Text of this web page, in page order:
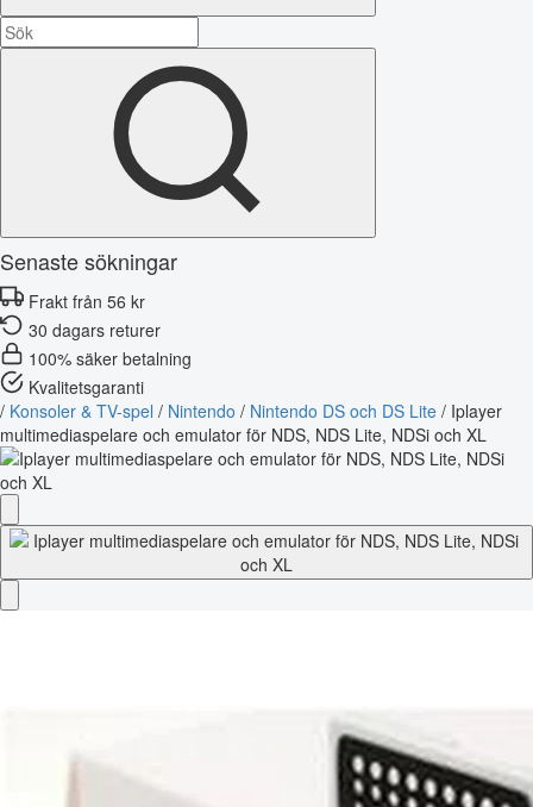
Senaste sökningar
Frakt från 56 kr
30 dagars returer
100% säker betalning
Kvalitetsgaranti
/ Konsoler & TV-spel / Nintendo / Nintendo DS och DS Lite / Iplayer
multimediaspelare och emulator för NDS, NDS Lite, NDSi och XL